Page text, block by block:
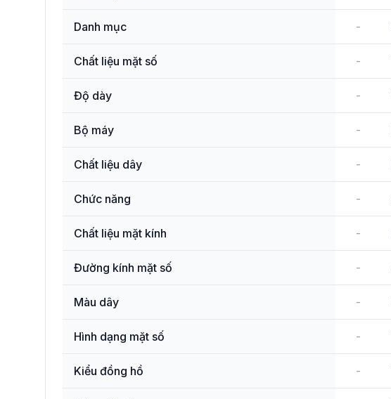
Danh mục -
Chất liệu mặt số -
Độ dày -
Bộ máy -
Chất liệu dây -
Chức năng -
Chất liệu mặt kính -
Đường kính mặt số -
Màu dây -
Hình dạng mặt số -
Kiểu đồng hồ -